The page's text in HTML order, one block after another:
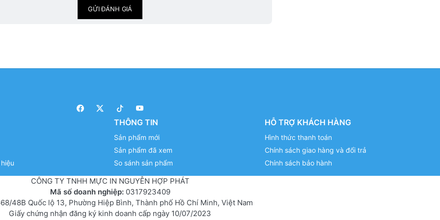
GỬI ĐÁNH GIÁ
THÔNG TIN
Sản phẩm mới
Sản phẩm đã xem
So sánh sản phẩm
HỖ TRỢ KHÁCH HÀNG
Hình thức thanh toán
Chính sách giao hàng và đổi trả
Chính sách bảo hành
CÔNG TY TNHH MỰC IN NGUYỄN HỢP PHÁT
Mã số doanh nghiệp: 0317923409
48B Quốc lộ 13, Phường Hiệp Bình, Thành phố Hồ Chí Minh, Việt Nam
Giấy chứng nhận đăng ký kinh doanh cấp ngày 10/07/2023